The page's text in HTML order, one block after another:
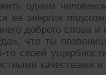
одним
ее энергия
доброго слова
что ты
то своей
качествами